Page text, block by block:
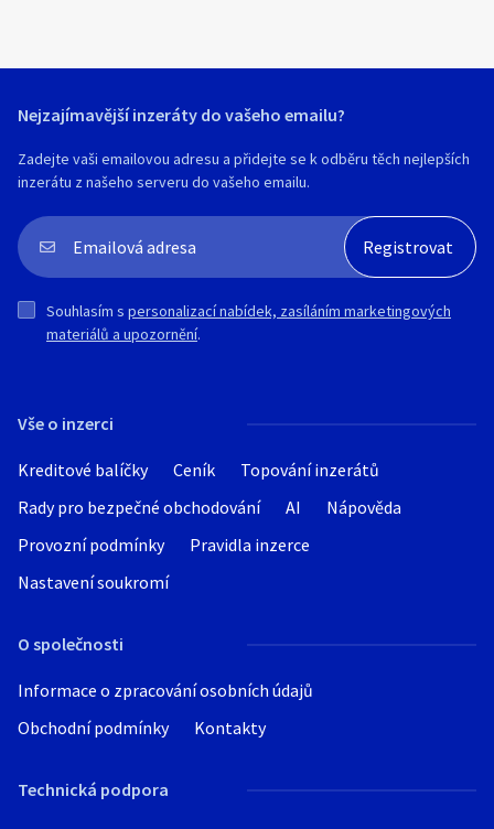
Vše o inzerci
Kreditové balíčky Ceník
Topování inzerátů
Rady pro bezpečné obchodování
AI
Nápověda
Provozní podmínky
Pravidla inzerce
Nastavení soukromí
O společnosti
Informace o zpracování osobních údajů
Obchodní podmínky
Kontakty
Technická podpora
Nejzajímavější inzeráty do vašeho emailu?
Zadejte vaši emailovou adresu a přidejte se k odběru těch nejlepších
inzerátu z našeho serveru do vašeho emailu.
Souhlasím s personalizací nabídek, zasíláním marketingových
materiálů a upozornění.